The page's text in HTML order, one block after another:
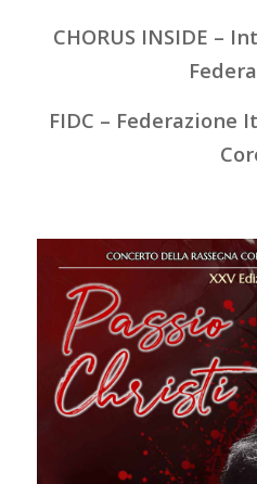
CHORUS INSIDE –
FIDC –